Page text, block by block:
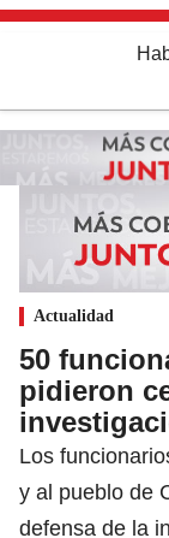
Actualidad
50
pidieron
Los
y al pueblo de
defensa de la